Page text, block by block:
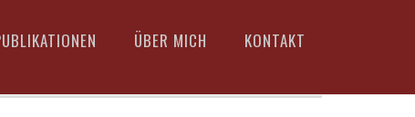
ÜBER MICH KONTAKT